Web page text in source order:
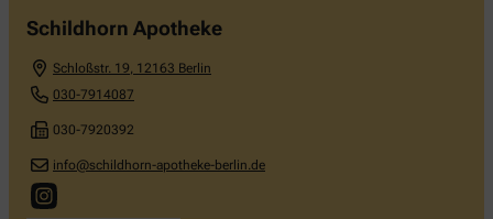
Schildhorn Apotheke
Schloßstr. 19, 12163 Berlin
030-7914087
030-7920392
info@schildhorn-apotheke-berlin.de